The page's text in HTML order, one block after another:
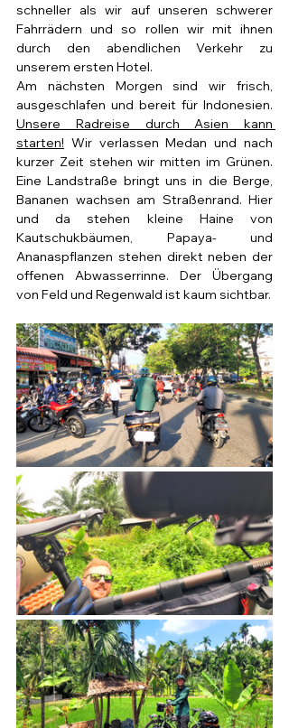
schneller als wir auf unseren schwerer
Fahrrädern und so rollen wir mit ihnen
durch den abendlichen Verkehr zu
unserem ersten Hotel.
Am nächsten Morgen sind wir frisch,
Unsere Radreise durch Asien kann
starten! Wir verlassen Medan und nach
kurzer Zeit stehen wir mitten im Grünen.
Eine Landstraße bringt uns in die Berge,
Bananen wachsen am Straßenrand. Hier
und da stehen kleine Haine von
Kautschukbäumen, Papaya- und
Ananaspflanzen stehen direkt neben der
offenen Abwasserrinne. Der Übergang
von Feld und Regenwald ist kaum sichtbar.